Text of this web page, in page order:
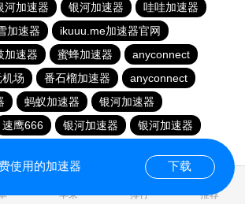
河加速器 银河加速器
哇哇加速器
加速器
ikuuu.me加速器官网
加速器 蜜蜂加速器
anyconnect
机场 番石榴加速器
anyconnect
蚂蚁加速器
银河加速器
速鹰666 银河加速器
银河加速器
苹果 排行 推荐
使用的加速器 下载
0.244255s